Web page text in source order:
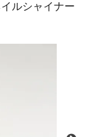
ルシャイナー